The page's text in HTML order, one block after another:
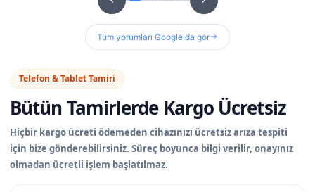
Tüm yorumları Google'da gör
Telefon & Tablet Tamiri
Bütün Tamirlerde Kargo Ücretsiz
Hiçbir kargo ücreti ödemeden cihazınızı ücretsiz arıza tespiti
için bize gönderebilirsiniz. Süreç boyunca bilgi verilir, onayınız
olmadan ücretli işlem başlatılmaz.